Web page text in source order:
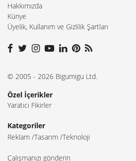
Hakkımızda
Künye
Üyelik, Kullanım ve Gizlilik Şartları
© 2005 - 2026 Bigumigu Ltd.
Özel İçerikler
Yaratıcı Fikirler
Kategoriler
Reklam Tasarım Teknoloji
Çalışmanızı gönderin